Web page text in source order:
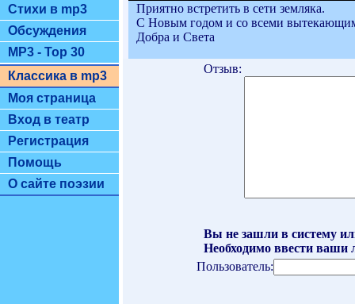
Стихи в mp3
Обсуждения
MP3 - Top 30
Классика в mp3
Моя страница
Вход в театр
Регистрация
Помощь
О сайте поэзии
Приятно встретить в сети земляка.
С Новым годом и со всеми
Добра и Света
Отзыв:
Вы не зашли в систему
Необходимо ввести ваши
Пользователь: